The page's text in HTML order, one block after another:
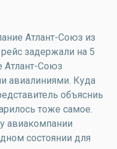
Атлант-Союз из
задержали на 5
Атлант-Союз
авиалиниями. Куда
объясниь
тоже самое.
авиакомпании
состоянии для